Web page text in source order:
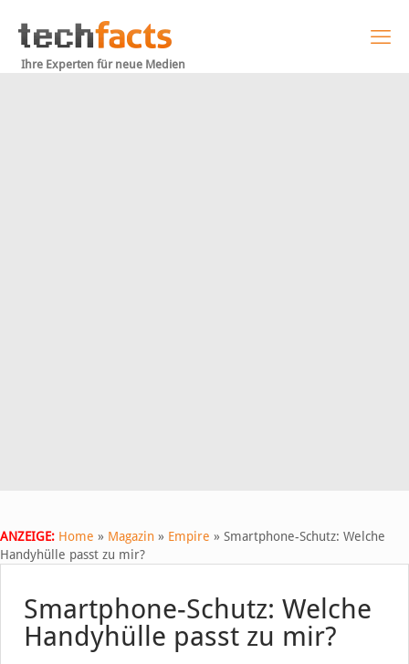
Ihre Experten für neue Medien
ANZEIGE: Home » Magazin » Empire » Smartphone-Schutz: Welche
Handyhülle passt zu mir?
Smartphone-Schutz: Welche
Handyhülle passt zu mir?